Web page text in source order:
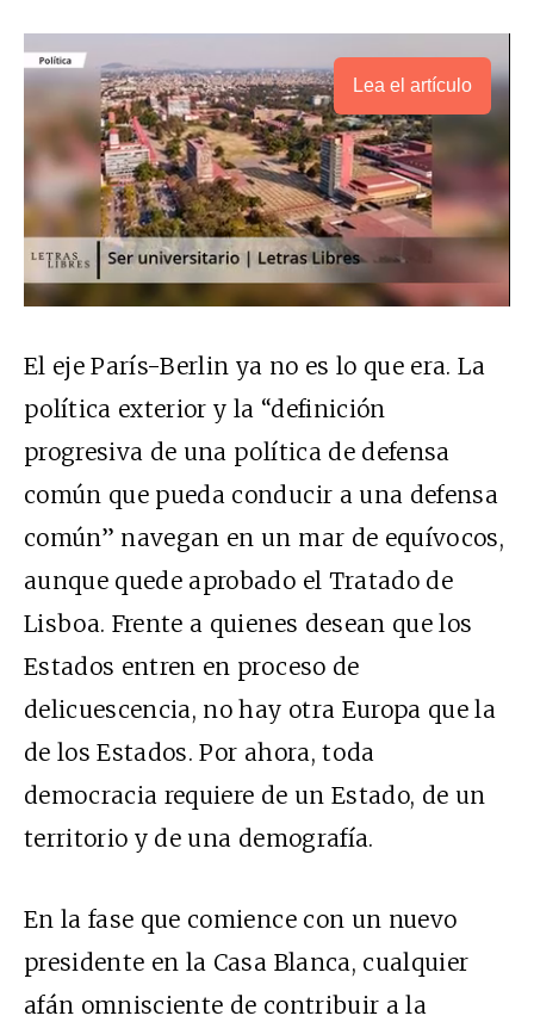
Lea el artículo
El eje París-Berlin ya no es lo que era. La
política exterior y la “definición
progresiva de una política de defensa
común que pueda conducir a una defensa
común” navegan en un mar de equívocos,
aunque quede aprobado el Tratado de
Lisboa. Frente a quienes desean que los
Estados entren en proceso de
delicuescencia, no hay otra Europa que la
de los Estados. Por ahora, toda
democracia requiere de un Estado, de un
territorio y de una demografía.
En la fase que comience con un nuevo
presidente en la Casa Blanca, cualquier
afán omnisciente de contribuir a la